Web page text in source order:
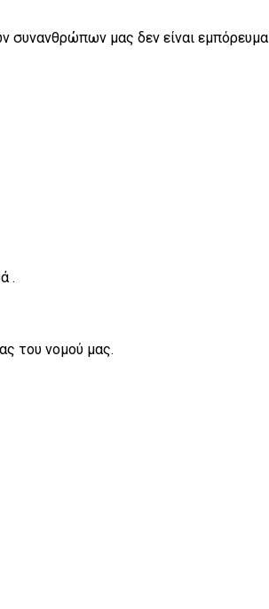
συνανθρώπων μας δεν είναι εμπόρευμα
.
του νομού μας.